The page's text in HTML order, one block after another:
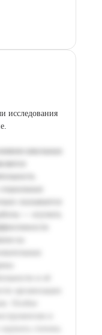
исследования